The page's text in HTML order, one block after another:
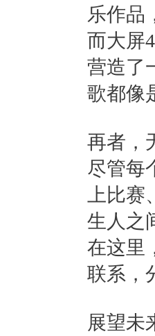
乐作品
而大屏
营造了
歌都像
再者，
尽管每
上比
生人之
在这里
联系，
展望未